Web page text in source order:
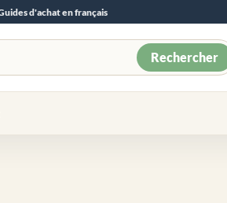
d'achat en français
Rechercher